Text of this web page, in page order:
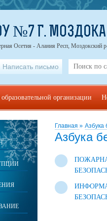
Главная » Азбука
Азбука
№7 Г. МОЗДОКА
Осетия - Алания Респ,
Написать письмо
организации